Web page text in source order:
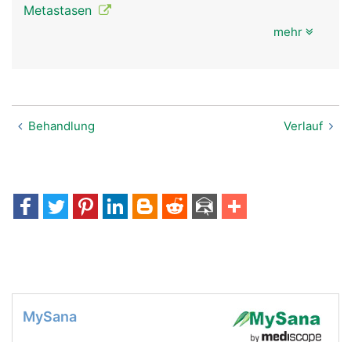
Metastasen
mehr
Behandlung Verlauf
MySana